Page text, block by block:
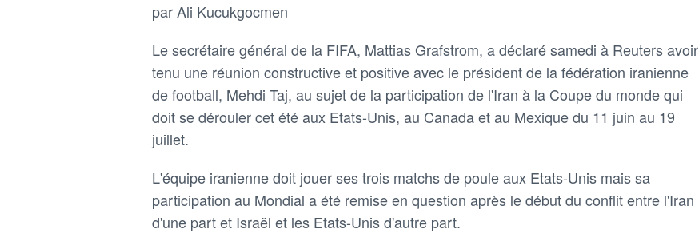
par Ali Kucukgocmen
Le ‌secrétaire général de la FIFA, Mattias Grafstrom, a déclaré samedi à ​Reuters avoir
tenu une réunion constructive et positive avec le président de la fédération iranienne
de football, Mehdi Taj, au sujet ​de la participation de l'Iran à la Coupe du monde qui
doit se dérouler ​cet été aux Etats-Unis, au Canada ⁠et au Mexique du 11 juin au 19
juillet.
L'équipe ‌iranienne doit jouer ses trois matchs de poule aux Etats-Unis mais sa
participation au Mondial a été remise ​en question après ‌le début du conflit entre l'Iran
d'une part ⁠et Israël et les Etats-Unis d'autre part.